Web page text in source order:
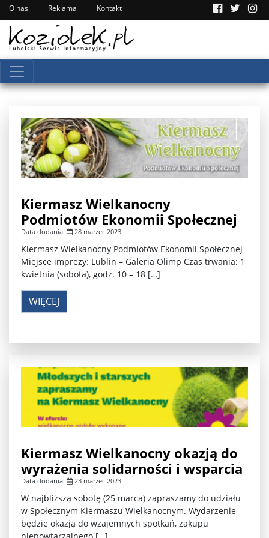
O nas Reklama Kontakt
Kiermasz Wielkanocny
Podmiotów Ekonomii Społecznej
Data dodania: 28 marzec 2023
Kiermasz Wielkanocny Podmiotów Ekonomii Społecznej
Miejsce imprezy: Lublin – Galeria Olimp Czas trwania: 1
kwietnia (sobota), godz. 10 – 18 […]
WIĘCEJ
Kiermasz Wielkanocny okazją do
wyrażenia solidarności i wsparcia
Data dodania: 23 marzec 2023
W najbliższą sobotę (25 marca) zapraszamy do udziału
w Społecznym Kiermaszu Wielkanocnym. Wydarzenie
będzie okazją do wzajemnych spotkań, zakupu
niepowtarzalnego […]